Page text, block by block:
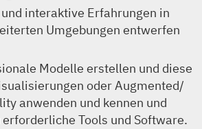
interaktive Erfahrungen in
Umgebungen entwerfen
Modelle erstellen und diese
oder Augmented/
anwenden und kennen und
Tools und Software.